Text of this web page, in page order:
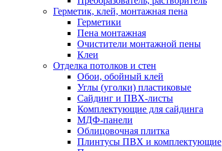
Герметик, клей, монтажная пена
Герметики
Пена монтажная
Очистители монтажной пены
Клеи
Отделка потолков и стен
Обои, обойный клей
Углы (уголки) пластиковые
Сайдинг и ПВХ-листы
Комплектующие для сайдинга
МДФ-панели
Облицовочная плитка
Плинтусы ПВХ и комплектующие